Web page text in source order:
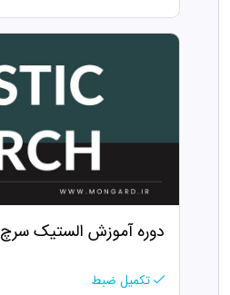
دوره آموزش الستیک سرچ
تکمیل ضبط